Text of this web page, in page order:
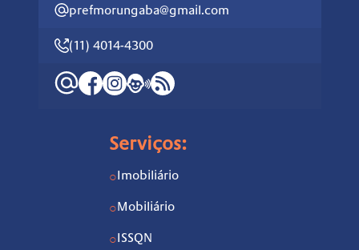
prefmorungaba@gmail.com
(11) 4014-4300
Serviços:
○ Imobiliário
○Mobiliário
○ ISSQN